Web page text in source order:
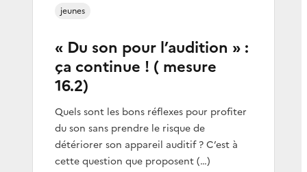
« Du son pour l’audition » :
ça continue ! ( mesure
16.2)
Quels sont les bons réflexes pour profiter
du son sans prendre le risque de
détériorer son appareil auditif ? C’est à
cette question que proposent (…)
jeunes